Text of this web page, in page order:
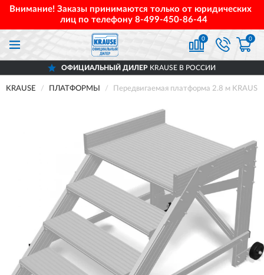
Внимание! Заказы принимаются только от юридических
лиц по телефону 8-499-450-86-44
0 0
ОФИЦИАЛЬНЫЙ ДИЛЕРKRAUSE В РОССИИ
KRAUSE ПЛАТФОРМЫ Передвигаемая платформа 2.8 м